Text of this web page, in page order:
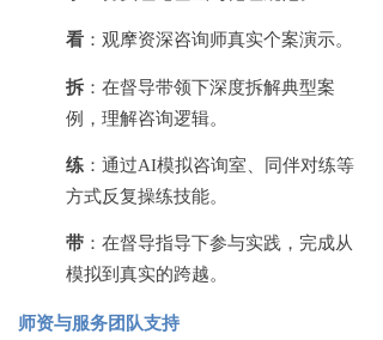
看 ：观摩资深咨询师真实个案演示。
拆 ：在督导带领下深度拆解典型案
例，理解咨询逻辑。
练 ：通过AI模拟咨询室、同伴对练等
方式反复操练技能。
带 ：在督导指导下参与实践，完成从
模拟到真实的跨越。
师资与服务团队支持